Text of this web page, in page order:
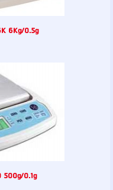
6Kg/0.5g
500g/0.1g